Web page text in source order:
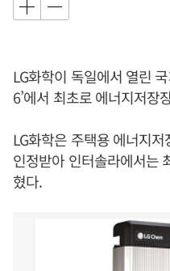
LG화학이 독일에서 열린
6’에서 최초로 에너지저장
LG화학은 주택용 에너지저
인정받아 인터솔라에서는
혔다.